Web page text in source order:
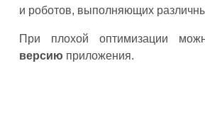
и роботов, выполняющих
При плохой оптимизации
версию приложения.